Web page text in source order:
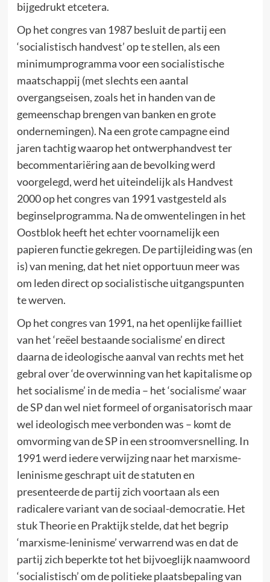
bijgedrukt etcetera.
Op het congres van 1987 besluit de partij een
‘socialistisch handvest’ op te stellen, als een
minimumprogramma voor een socialistische
maatschappij (met slechts een aantal
overgangseisen, zoals het in handen van de
gemeenschap brengen van banken en grote
ondernemingen). Na een grote campagne eind
jaren tachtig waarop het ontwerphandvest ter
becommentariëring aan de bevolking werd
voorgelegd, werd het uiteindelijk als Handvest
2000 op het congres van 1991 vastgesteld als
beginselprogramma. Na de omwentelingen in het
Oostblok heeft het echter voornamelijk een
papieren functie gekregen. De partijleiding was (en
is) van mening, dat het niet opportuun meer was
om leden direct op socialistische uitgangspunten
te werven.
Op het congres van 1991, na het openlijke failliet
van het ‘reëel bestaande socialisme’ en direct
daarna de ideologische aanval van rechts met het
gebral over ‘de overwinning van het kapitalisme op
het socialisme’ in de media – het ‘socialisme’ waar
de SP dan wel niet formeel of organisatorisch maar
wel ideologisch mee verbonden was – komt de
omvorming van de SP in een stroomversnelling. In
1991 werd iedere verwijzing naar het marxisme-
leninisme geschrapt uit de statuten en
presenteerde de partij zich voortaan als een
radicalere variant van de sociaal-democratie. Het
stuk Theorie en Praktijk stelde, dat het begrip
‘marxisme-leninisme’ verwarrend was en dat de
partij zich beperkte tot het bijvoeglijk naamwoord
‘socialistisch’ om de politieke plaatsbepaling van